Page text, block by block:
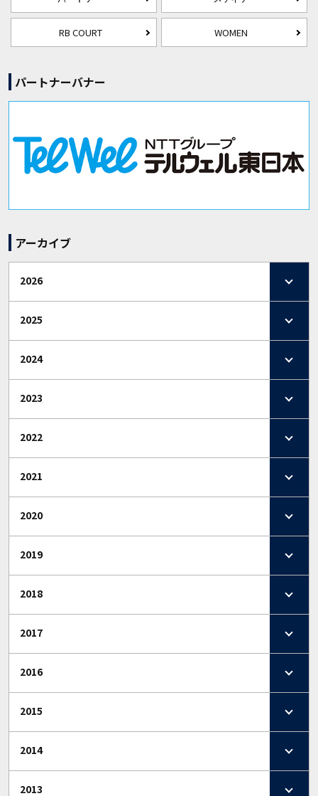
RB COURT WOMEN
パートナーバナー
アーカイブ
2026
2025
2024
2023
2022
2021
2020
2019
2018
2017
2016
2015
2014
2013